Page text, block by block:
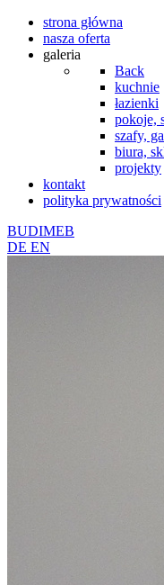
strona główna
nasza oferta
galeria
Back
kuchnie
łazienki
pokoje,
szafy,
biura,
projekty
kontakt
polityka prywatności
BUDIMEB
DE EN